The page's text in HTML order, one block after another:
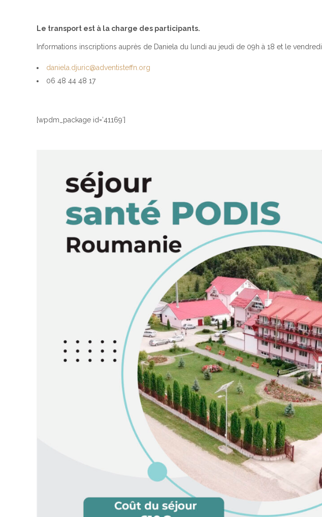
Le transport est à la charge des participants.
Informations inscriptions auprès de Daniela du lundi au jeudi de 09h à 18 et le
daniela.djuric@adventisteffn.org
06 48 44 48 17
[wpdm_package id=’41169′]